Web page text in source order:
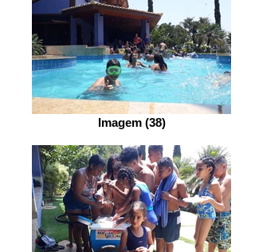
Imagem (38)